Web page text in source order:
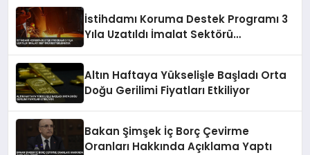
İstihdamı Koruma Destek Programı 3
Yıla Uzatıldı İmalat Sektörü
Altın Haftaya Yükselişle Başladı Orta
Doğu Gerilimi Fiyatları Etkiliyor
Bakan Şimşek İç Borç Çevirme
Oranları Hakkında Açıklama Yaptı